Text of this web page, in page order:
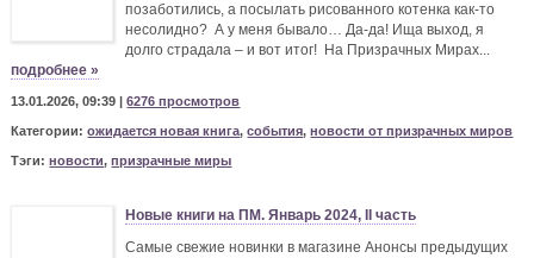
позаботились, а посылать рисованного котенка как-то
несолидно? А у меня бывало… Да-да! Ища выход, я
долго страдала – и вот итог! На Призрачных Мирах...
подробнее »
13.01.2026, 09:39 |6276 просмотров
Категории:ожидается новая книга,события,новости от призрачных миров
Тэги:новости,призрачные миры
Новые книги на ПМ. Январь 2024, II часть
Самые свежие новинки в магазине Анонсы предыдущих